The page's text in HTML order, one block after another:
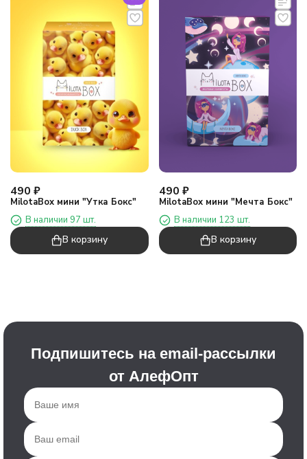
490 ₽
MilotaBox мини "Утка Бокс"
В наличии 97 шт.
В корзину
490 ₽
MilotaBox мини "Мечта Бокс"
В наличии 123 шт.
В корзину
Подпишитесь на email-рассылки
от АлефОпт